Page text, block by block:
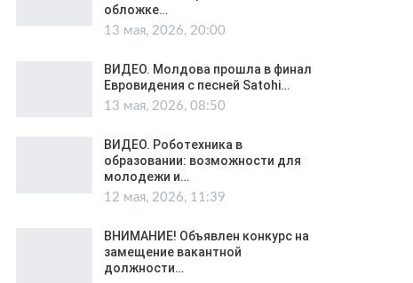
обложке…
13 мая, 2026, 20:00
ВИДЕО. Молдова прошла в финал
Евровидения с песней Satohi…
13 мая, 2026, 08:50
ВИДЕО. Роботехника в
образовании: возможности для
молодежи и…
12 мая, 2026, 11:39
ВНИМАНИЕ! Объявлен конкурс на
замещение вакантной
должности…